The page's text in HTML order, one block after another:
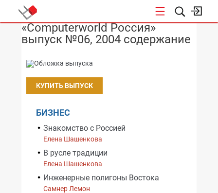
«Computerworld Россия»
выпуск №06, 2004 содержание
КУПИТЬ ВЫПУСК
БИЗНЕС
Знакомство с Россией
Елена Шашенкова
В русле традиции
Елена Шашенкова
Инженерные полигоны Востока
Самнер Лемон